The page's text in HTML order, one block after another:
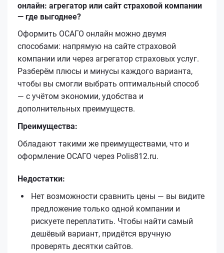
онлайн: агрегатор или сайт страховой компании
— где выгоднее?
Оформить ОСАГО онлайн можно двумя
способами: напрямую на сайте страховой
компании или через агрегатор страховых услуг.
Разберём плюсы и минусы каждого варианта,
чтобы вы смогли выбрать оптимальный способ
— с учётом экономии, удобства и
дополнительных преимуществ.
Преимущества:
Обладают такими же преимуществами, что и
оформление ОСАГО через Polis812.ru.
Недостатки:
Нет возможности сравнить цены — вы видите
предложение только одной компании и
рискуете переплатить. Чтобы найти самый
дешёвый вариант, придётся вручную
проверять десятки сайтов.